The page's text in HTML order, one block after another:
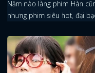
Năm nào làng phim Hàn
nhưng phim siêu hot, đại